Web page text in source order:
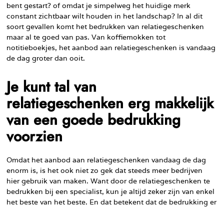
bent gestart? of omdat je simpelweg het huidige merk
constant zichtbaar wilt houden in het landschap? In al dit
soort gevallen komt het bedrukken van relatiegeschenken
maar al te goed van pas. Van koffiemokken tot
notitieboekjes, het aanbod aan relatiegeschenken is vandaag
de dag groter dan ooit.
Je kunt tal van
relatiegeschenken erg makkelijk
van een goede bedrukking
voorzien
Omdat het aanbod aan relatiegeschenken vandaag de dag
enorm is, is het ook niet zo gek dat steeds meer bedrijven
hier gebruik van maken. Want door de relatiegeschenken te
bedrukken bij een specialist, kun je altijd zeker zijn van enkel
het beste van het beste. En dat betekent dat de bedrukking er